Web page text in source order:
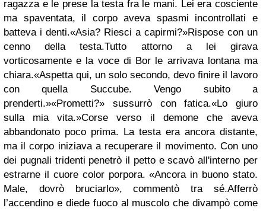
ragazza e le prese la testa fra le mani. Lei era cosciente
ma spaventata, il corpo aveva spasmi incontrollati e
batteva i denti.«Asia? Riesci a capirmi?»Rispose con un
cenno della testa.Tutto attorno a lei girava
vorticosamente e la voce di Bor le arrivava lontana ma
chiara.«Aspetta qui, un solo secondo, devo finire il lavoro
con quella Succube. Vengo subito a
prenderti.»«Prometti?» sussurrò con fatica.«Lo giuro
sulla mia vita.»Corse verso il demone che aveva
abbandonato poco prima. La testa era ancora distante,
ma il corpo iniziava a recuperare il movimento. Con uno
dei pugnali tridenti penetrò il petto e scavò all'interno per
estrarne il cuore color porpora. «Ancora in buono stato.
Male, dovrò bruciarlo», commentò tra sé.Afferrò
l’accendino e diede fuoco al muscolo che divampò come